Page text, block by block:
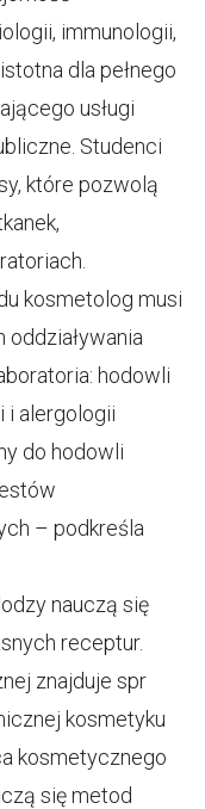
immunologii,
dla pełnego
usługi
Studenci
które pozwolą
kosmetolog musi
hodowli
i alergologii
do hodowli
– podkreśla
nauczą się
receptur.
znajduje spr
kosmetyku
kosmetycznego
się metod